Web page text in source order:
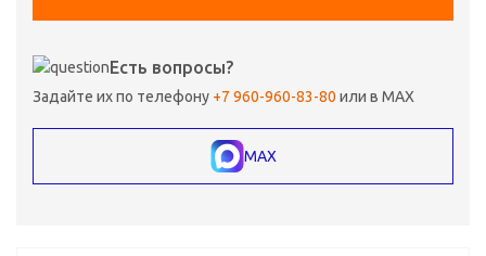
Есть вопросы?
Задайте их по телефону +7 960-960-83-80 или в MAX
MAX